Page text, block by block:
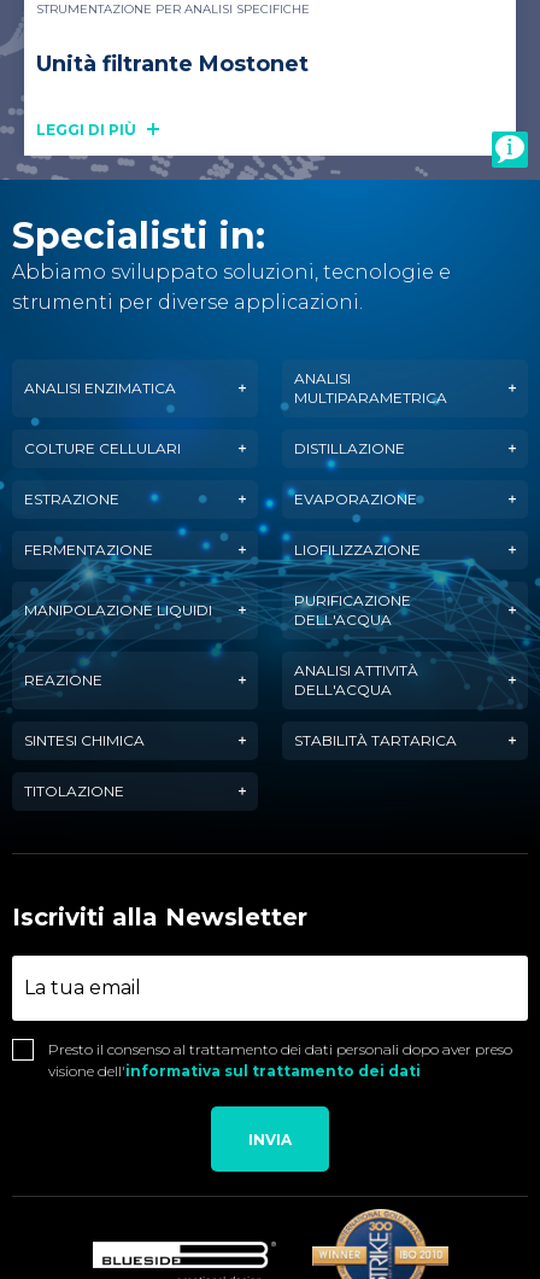
STRUMENTAZIONE PER ANALISI SPECIFICHE
Unità filtrante Mostonet
LEGGI DI PIÙ
Specialisti in:
Abbiamo sviluppato soluzioni, tecnologie e
strumenti per diverse applicazioni.
ANALISI ENZIMATICA
ANALISI
MULTIPARAMETRICA
COLTURE CELLULARI DISTILLAZIONE
ESTRAZIONE EVAPORAZIONE
FERMENTAZIONE LIOFILIZZAZIONE
MANIPOLAZIONE LIQUIDI
PURIFICAZIONE
DELL'ACQUA
REAZIONE
ANALISI ATTIVITÀ
DELL'ACQUA
SINTESI CHIMICA STABILITÀ TARTARICA
TITOLAZIONE
Iscriviti alla Newsletter
Presto il consenso al trattamento dei dati personali dopo aver preso
visione dell'informativa sul trattamento dei dati
INVIA